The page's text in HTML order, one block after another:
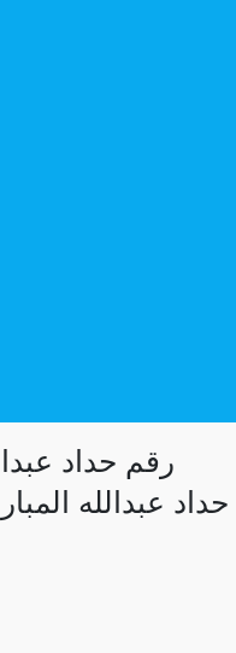
حداد عبدالله